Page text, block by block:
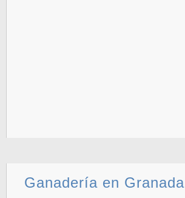
Ganadería en Granada